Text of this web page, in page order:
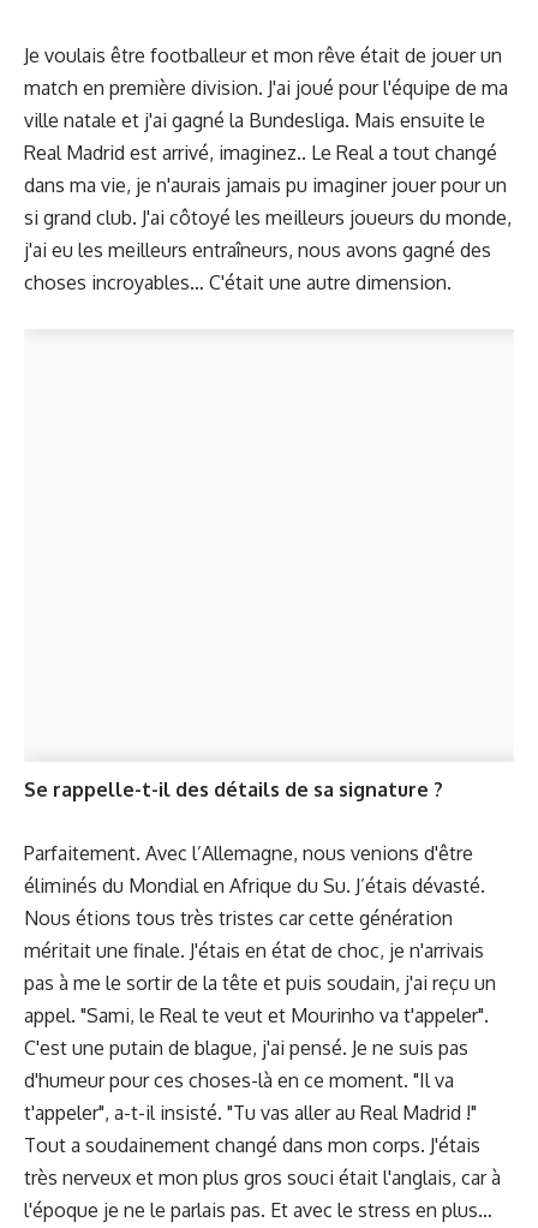
Je voulais être footballeur et mon rêve était de jouer un
match en première division. J'ai joué pour l'équipe de ma
ville natale et j'ai gagné la Bundesliga. Mais ensuite le
Real Madrid est arrivé, imaginez.. Le Real a tout changé
dans ma vie, je n'aurais jamais pu imaginer jouer pour un
si grand club. J'ai côtoyé les meilleurs joueurs du monde,
j'ai eu les meilleurs entraîneurs, nous avons gagné des
choses incroyables… C'était une autre dimension.
Se rappelle-t-il des détails de sa signature ?
Parfaitement. Avec l’Allemagne, nous venions d'être
éliminés du Mondial en Afrique du Su. J’étais dévasté.
Nous étions tous très tristes car cette génération
méritait une finale. J'étais en état de choc, je n'arrivais
pas à me le sortir de la tête et puis soudain, j'ai reçu un
appel. "Sami, le Real te veut et Mourinho va t'appeler".
C'est une putain de blague, j'ai pensé. Je ne suis pas
d'humeur pour ces choses-là en ce moment. "Il va
t'appeler", a-t-il insisté. "Tu vas aller au Real Madrid !"
Tout a soudainement changé dans mon corps. J'étais
très nerveux et mon plus gros souci était l'anglais, car à
l'époque je ne le parlais pas. Et avec le stress en plus…